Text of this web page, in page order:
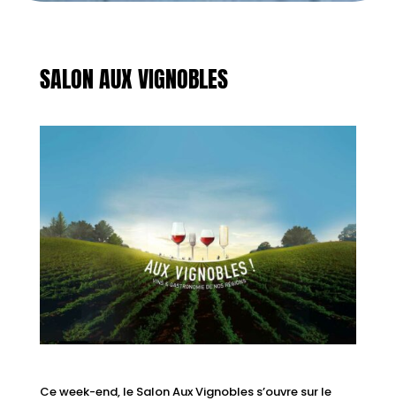
SALON AUX VIGNOBLES
Ce week-end, le Salon Aux Vignobles s’ouvre sur le